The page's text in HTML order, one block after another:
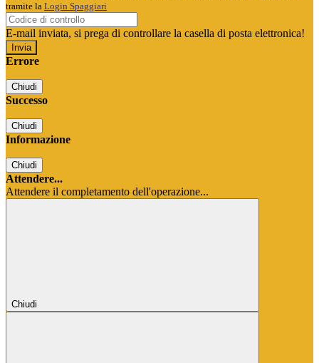
tramite la Login Spaggiari
E-mail inviata, si prega di controllare la casella di posta elettronica!
Errore
Chiudi
Successo
Chiudi
Informazione
Chiudi
Attendere...
Attendere il completamento dell'operazione...
Chiudi